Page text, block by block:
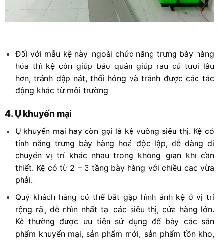
Đối với mẫu kệ này, ngoài chức năng trưng bày hàng
hóa thì kệ còn giúp bảo quản giúp rau củ tươi lâu
hơn, tránh dập nát, thối hỏng và tránh được các tác
động khác từ môi trường.
4. Ụ khuyến mại
Ụ khuyến mại hay còn gọi là kệ vuông siêu thị. Kệ có
tính năng trưng bày hàng hoá độc lập, dễ dàng di
chuyển vị trí khác nhau trong không gian khi cần
thiết. Kệ có từ 2 – 3 tầng bày hàng với chiều cao vừa
phải.
Quý khách hàng có thể bắt gặp hình ảnh kệ ở vị trí
rộng rãi, dễ nhìn nhất tại các siêu thị, cửa hàng lớn.
Kệ thường được ưu tiên sử dụng để bày các sản
phẩm khuyến mại, sản phẩm mới, sản phẩm tồn kho,